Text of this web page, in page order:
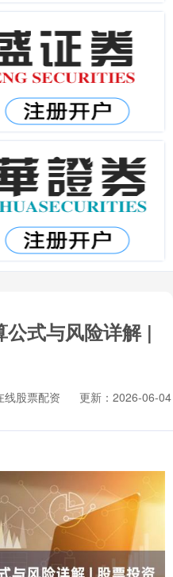
式与风险详解 |
线股票配资
更新：2026-06-04